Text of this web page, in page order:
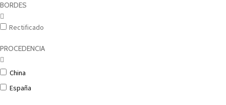
BORDES
Rectificado
PROCEDENCIA
China
España